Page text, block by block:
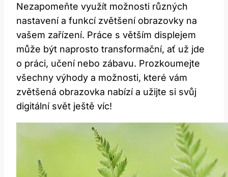
Nezapomeňte využít možnosti různých
nastavení‍ a funkcí zvětšení ​obrazovky na
vašem zařízení. Práce s⁢ větším displejem
může být naprosto transformační, ať už ‍jde
o práci, učení ⁤nebo zábavu. Prozkoumejte
všechny výhody‌ a možnosti, které vám
zvětšená obrazovka ⁣nabízí a užijte si svůj
digitální svět ještě víc!